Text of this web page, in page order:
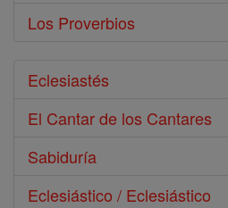
Los Proverbios
Eclesiastés
El Cantar de los Cantares
Sabiduría
Eclesiástico / Eclesiástico